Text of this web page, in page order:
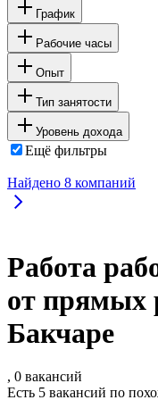
График
Рабочие часы
Опыт
Тип занятости
Уровень дохода
Ещё фильтры
Найдено 8 компаний
Работа
от прямых
Бакчаре
, 0 вакансий
Есть 5 вакансий по